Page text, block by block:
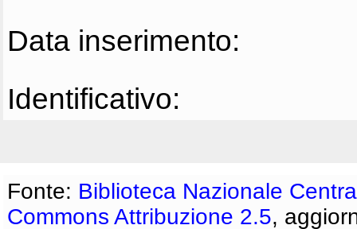
Data inserimento:
Identificativo:
Fonte: Biblioteca Nazionale
Commons Attribuzione 2.5,